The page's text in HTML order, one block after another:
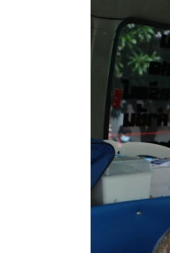
รายงานผลการจั
สรุปผลการดำเนิน
ประกาศผู้ชนะการ
ประกาศราคากลาง
ประกาศเชิญชวน
ยกเลิกประกาศเชิ